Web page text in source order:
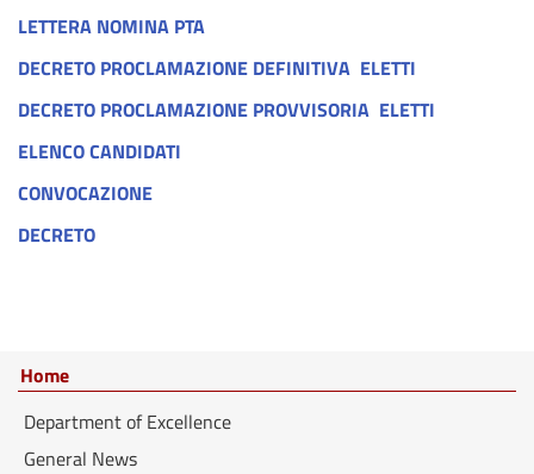
LETTERA NOMINA PTA
DECRETO PROCLAMAZIONE DEFINITIVA ELETTI
DECRETO PROCLAMAZIONE PROVVISORIA ELETTI
ELENCO CANDIDATI
CONVOCAZIONE
DECRETO
Home
Department of Excellence
General News